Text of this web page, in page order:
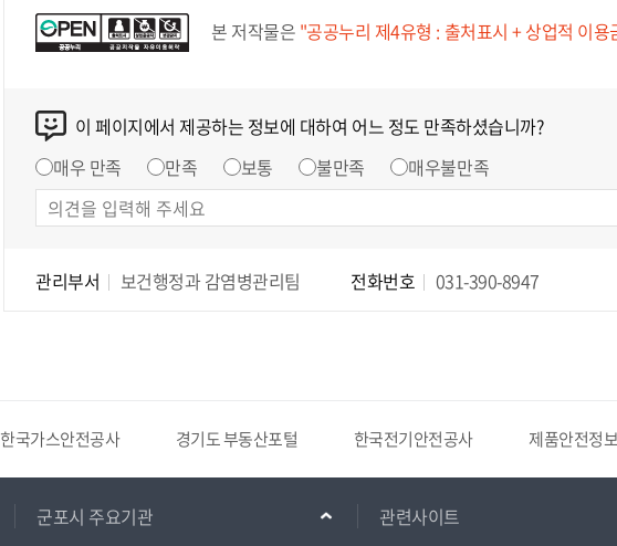
본 저작물은 "공공누리 제4유형 : 출처표시 + 상업적 이
이 페이지에서 제공하는 정보에 대하여 어느 정도 만족하셨습니까?
매우 만족
만족 보통 불만족 매우불만족
관리부서 보건행정과 감염병관리팀 전화번호 031-390-8947
한국가스안전공사 경기도 부동산포털 한국전기안전공사 제품안전정
군포시 주요기관 관련사이트